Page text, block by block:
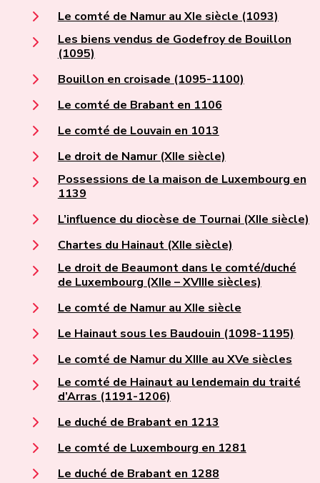
Le comté de Namur au XIe siècle (1093)
Les biens vendus de Godefroy de Bouillon
(1095)
Bouillon en croisade (1095-1100)
Le comté de Brabant en 1106
Le comté de Louvain en 1013
Le droit de Namur (XIIe siècle)
Possessions de la maison de Luxembourg en
1139
L’influence du diocèse de Tournai (XIIe siècle)
Chartes du Hainaut (XIIe siècle)
Le droit de Beaumont dans le comté/duché
de Luxembourg (XIIe – XVIIIe siècles)
Le comté de Namur au XIIe siècle
Le Hainaut sous les Baudouin (1098-1195)
Le comté de Namur du XIIIe au XVe siècles
Le comté de Hainaut au lendemain du traité
d’Arras (1191-1206)
Le duché de Brabant en 1213
Le comté de Luxembourg en 1281
Le duché de Brabant en 1288